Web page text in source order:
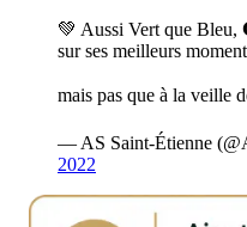
💚 Aussi Vert que
sur ses meilleurs
mais pas que à la veille
— AS Saint-Étienne
2022